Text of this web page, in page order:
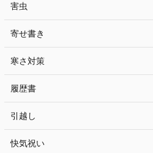
害虫
寄せ書き
寒さ対策
履歴書
引越し
快気祝い